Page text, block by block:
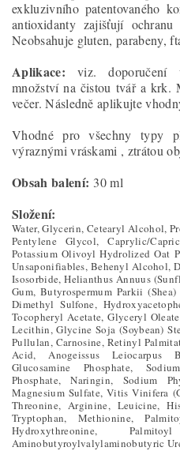
exkluzivního patentovaného
antioxidanty zajišťují
Neobsahuje gluten, parabeny,
Aplikace: viz. doporučení
množství na čistou tvář a krk.
večer. Následně aplikujte
Vhodné pro všechny typy
výraznými vráskami , ztrátou
Obsah balení: 30 ml
Složení:
Water, Glycerin, Cetearyl Alcohol,
Pentylene Glycol, Caprylic/
Potassium Olivoyl Hydrolized Oat
Unsaponifiables, Behenyl Alcohol,
Isosorbide, Helianthus Annuus
Gum, Butyrospermum Parkii
Dimethyl Sulfone,
Tocopheryl Acetate, Glyceryl
Lecithin, Glycine Soja (Soybean)
Pullulan, Carnosine, Retinyl
Acid, Anogeissus Leiocarpus
Glucosamine Phosphate,
Phosphate, Naringin, Sodium
Magnesium Sulfate, Vitis Vinifera
Threonine, Arginine, Leuicine,
Tryptophan, Methionine,
Hydroxythreonine,
Aminobutyroylvalylaminobutyric